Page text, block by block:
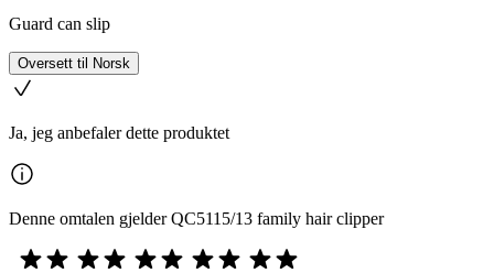
Guard can slip
Oversett til Norsk
Ja, jeg anbefaler dette produktet
Denne omtalen gjelder QC5115/13 family hair clipper